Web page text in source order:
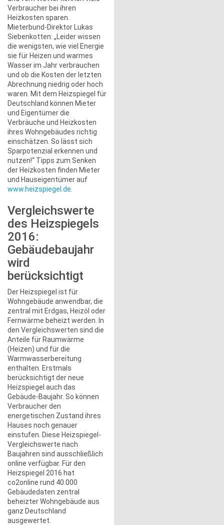
Verbraucher bei ihren
Heizkosten sparen.
Mieterbund-Direktor Lukas
Siebenkotten: „Leider wissen
die wenigsten, wie viel Energie
sie für Heizen und warmes
Wasser im Jahr verbrauchen
und ob die Kosten der letzten
Abrechnung niedrig oder hoch
waren. Mit dem Heizspiegel für
Deutschland können Mieter
und Eigentümer die
Verbräuche und Heizkosten
ihres Wohngebäudes richtig
einschätzen. So lässt sich
Sparpotenzial erkennen und
nutzen!“ Tipps zum Senken
der Heizkosten finden Mieter
und Hauseigentümer auf
www.heizspiegel.de
Vergleichswerte
des Heizspiegels
2016:
Gebäudebaujahr
wird
berücksichtigt
Der Heizspiegel ist für
Wohngebäude anwendbar, die
zentral mit Erdgas, Heizöl oder
Fernwärme beheizt werden. In
den Vergleichswerten sind die
Anteile für Raumwärme
(Heizen) und für die
Warmwasserbereitung
enthalten. Erstmals
berücksichtigt der neue
Heizspiegel auch das
Gebäude-Baujahr. So können
Verbraucher den
energetischen Zustand ihres
Hauses noch genauer
einstufen. Diese Heizspiegel-
Vergleichswerte nach
Baujahren sind ausschließlich
online verfügbar. Für den
Heizspiegel 2016 hat
co2online rund 40.000
Gebäudedaten zentral
beheizter Wohngebäude aus
ganz Deutschland
ausgewertet.